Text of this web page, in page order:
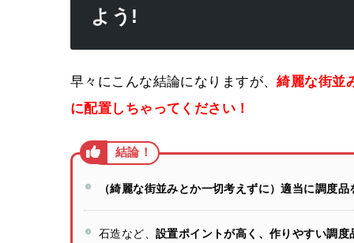
よう!
早々にこんな結論になりますが、綺麗な街並
に配置しちゃってください！
（綺麗な街並みとか一切考えずに）適当に調度
石造など、 設置ポイントが高く、作りやすい調度